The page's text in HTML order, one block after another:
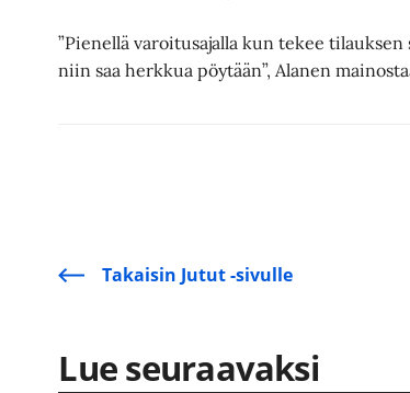
”Pienellä varoitusajalla kun tekee
niin saa herkkua pöytään”, Alanen
Takaisin Jutut -sivulle
Lue seuraavaksi